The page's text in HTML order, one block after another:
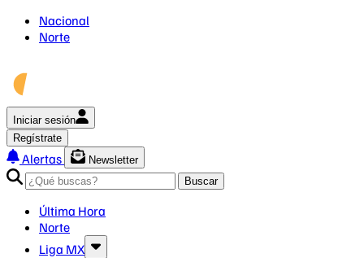
Nacional
Norte
Iniciar sesión
Regístrate
Alertas
Newsletter
Buscar
Última Hora
Norte
Liga MX